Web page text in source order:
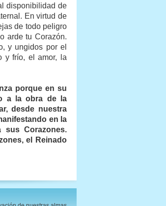
disponibilidad de
En virtud de
de todo peligro
arde tu Corazón.
y ungidos por el
y frío, el amor, la
porque en su
a la obra de la
desde nuestra
en la
sus Corazones.
el Reinado